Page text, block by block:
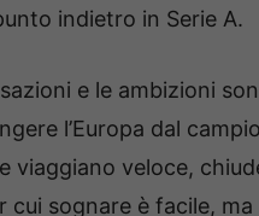
indietro in Serie A.
e le ambizioni
l’Europa dal
viaggiano veloce,
cui sognare è facile,